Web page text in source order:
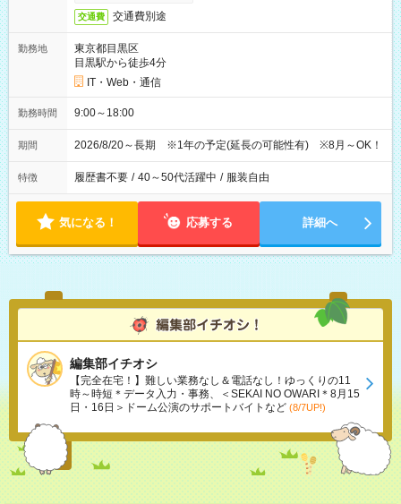
交通費 交通費別途
勤務地
東京都目黒区
目黒駅から徒歩4分
IT・Web・通信
勤務時間 9:00～18:00
期間 2026/8/20～長期 ※1年の予定(延長の可能性有) ※8月～OK！
特徴 履歴書不要 / 40～50代活躍中 / 服装自由
気になる！ 応募する 詳細へ
編集部イチオシ
【完全在宅！】難しい業務なし＆電話なし！ゆっくりの11
時～時短＊データ入力・事務、＜SEKAI NO OWARI＊8月15
日・16日＞ドーム公演のサポートバイトなど (8/7UP!)